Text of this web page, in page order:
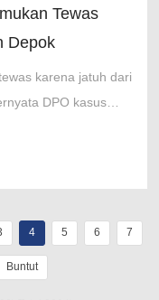
Tewas
Depok
karena jatuh dari
DPO kasus
4 5 6 7
Buntut